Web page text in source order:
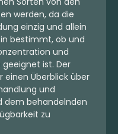
werden, da die
einzig und allein
bestimmt, ob und
und
ist. Der
einen Überblick über
und
dem behandelnden
zu